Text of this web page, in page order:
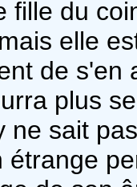
fille du
elle
de
plus
ne sait
étrange